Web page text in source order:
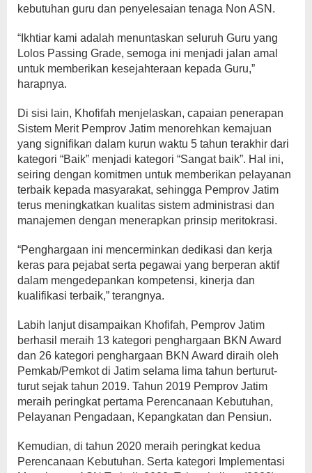
kebutuhan guru dan penyelesaian tenaga Non ASN.
“Ikhtiar kami adalah menuntaskan seluruh Guru yang
Lolos Passing Grade, semoga ini menjadi jalan amal
untuk memberikan kesejahteraan kepada Guru,”
harapnya.
Di sisi lain, Khofifah menjelaskan, capaian penerapan
Sistem Merit Pemprov Jatim menorehkan kemajuan
yang signifikan dalam kurun waktu 5 tahun terakhir dari
kategori “Baik” menjadi kategori “Sangat baik”. Hal ini,
seiring dengan komitmen untuk memberikan pelayanan
terbaik kepada masyarakat, sehingga Pemprov Jatim
terus meningkatkan kualitas sistem administrasi dan
manajemen dengan menerapkan prinsip meritokrasi.
“Penghargaan ini mencerminkan dedikasi dan kerja
keras para pejabat serta pegawai yang berperan aktif
dalam mengedepankan kompetensi, kinerja dan
kualifikasi terbaik,” terangnya.
Labih lanjut disampaikan Khofifah, Pemprov Jatim
berhasil meraih 13 kategori penghargaan BKN Award
dan 26 kategori penghargaan BKN Award diraih oleh
Pemkab/Pemkot di Jatim selama lima tahun berturut-
turut sejak tahun 2019. Tahun 2019 Pemprov Jatim
meraih peringkat pertama Perencanaan Kebutuhan,
Pelayanan Pengadaan, Kepangkatan dan Pensiun.
Kemudian, di tahun 2020 meraih peringkat kedua
Perencanaan Kebutuhan. Serta kategori Implementasi